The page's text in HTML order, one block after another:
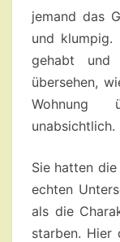
jemand das
und klumpig.
gehabt
übersehen,
Wohnung
unabsichtlich.
Sie hatten
echten
als die
starben. Hier